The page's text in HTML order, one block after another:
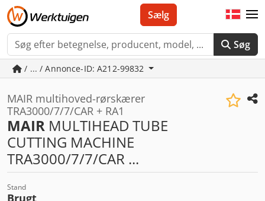
Søg
Sælg
/ ... / Annonce-ID: A212-99832
MAIR multihoved-rørskærer
TRA3000/7/7/CAR + RA1
MAIR MULTIHEAD TUBE
CUTTING MACHINE
TRA3000/7/7/CAR ...
Stand
Brugt